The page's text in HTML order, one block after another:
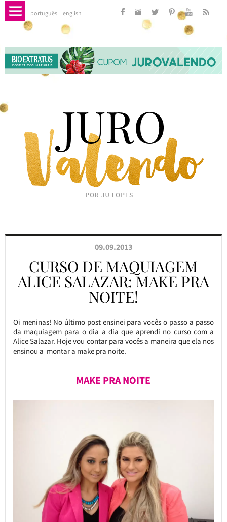
português english
09.09.2013
CURSO DE MAQUIAGEM
ALICE SALAZAR: MAKE PRA
NOITE!
Oi meninas! No último post ensinei para vocês o passo a passo
da maquiagem para o dia a dia que aprendi no curso com a
Alice Salazar. Hoje vou contar para vocês a maneira que ela nos
ensinou a montar a make pra noite.
MAKE PRA NOITE